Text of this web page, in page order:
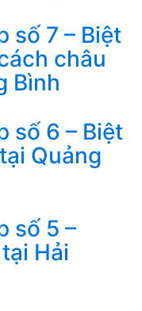
số 7 – Biệt
châu
Bình
số 6 – Biệt
Quảng
số 5 –
Hải